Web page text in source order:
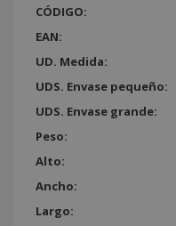
CÓDIGO:
EAN:
UD. Medida:
UDS. Envase pequeño:
UDS. Envase grande:
Peso:
Alto:
Ancho:
Largo: